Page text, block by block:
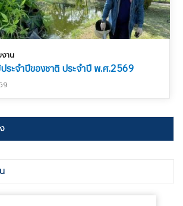
าน
ระจำปีของชาติ ประจำปี พ.ศ.2569